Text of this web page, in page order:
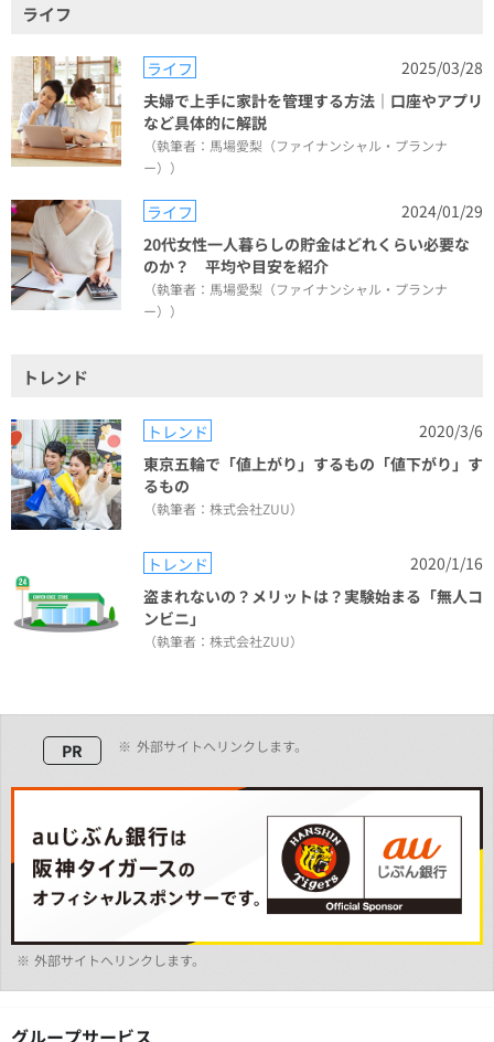
ライフ
ライフ
2025/03/28
夫婦で上手に家計を管理する方法｜口座やアプリ
など具体的に解説
（執筆者：馬場愛梨（ファイナンシャル・プランナ
ー））
ライフ
2024/01/29
20代女性一人暮らしの貯金はどれくらい必要な
のか？ 平均や目安を紹介
（執筆者：馬場愛梨（ファイナンシャル・プランナ
ー））
トレンド
トレンド
2020/3/6
東京五輪で「値上がり」するもの「値下がり」す
るもの
（執筆者：株式会社ZUU）
トレンド
2020/1/16
盗まれないの？メリットは？実験始まる「無人コ
ンビニ」
（執筆者：株式会社ZUU）
PR ※ 外部サイトへリンクします。
※ 外部サイトへリンクします。
グループサービス